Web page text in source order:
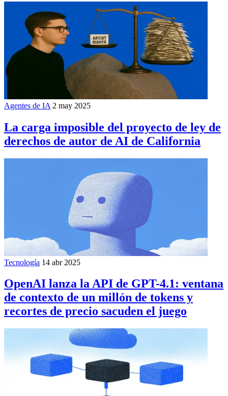
Agentes de IA 2 may 2025
La carga imposible del proyecto de ley de
derechos de autor de AI de California
Tecnología 14 abr 2025
OpenAI lanza la API de GPT-4.1: ventana
de contexto de un millón de tokens y
recortes de precio sacuden el juego